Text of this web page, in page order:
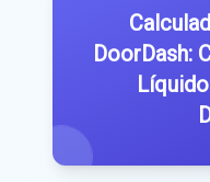
DoorDash: